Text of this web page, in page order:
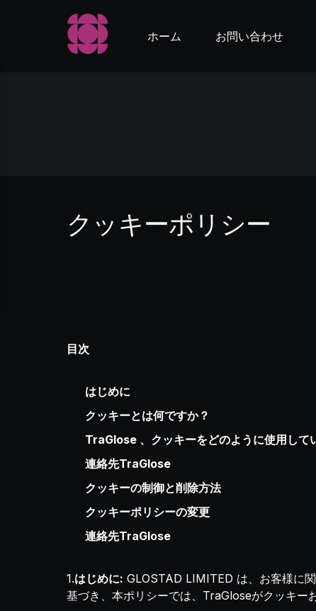
ホーム お問い合わせ
クッキーポリシー
目次
はじめに
クッキーとは何ですか？
TraGlose 、クッキーをどのように使用して
連絡先TraGlose
クッキーの制御と削除方法
クッキーポリシーの変更
連絡先TraGlose
1.はじめに: GLOSTAD LIMITED は、お客様に
基づき、本ポリシーでは、TraGloseがクッキー